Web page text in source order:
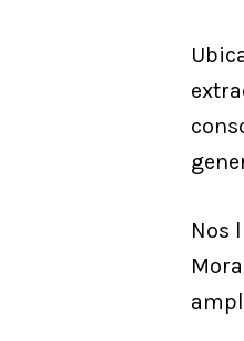
Hit enter to
Nos